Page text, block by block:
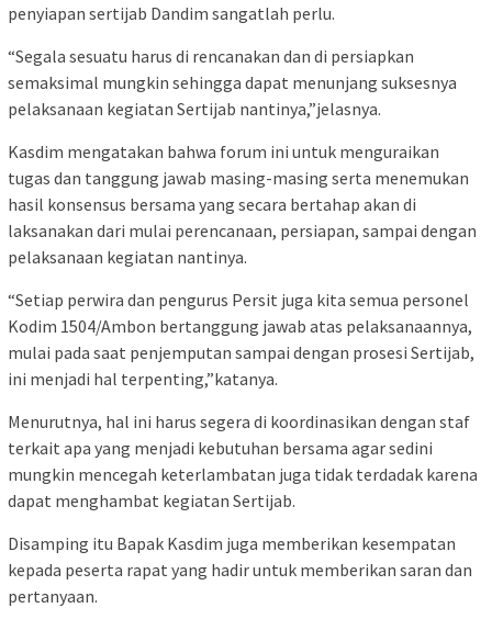
penyiapan sertijab Dandim sangatlah perlu.
“Segala sesuatu harus di rencanakan dan di persiapkan
semaksimal mungkin sehingga dapat menunjang suksesnya
pelaksanaan kegiatan Sertijab nantinya,”jelasnya.
Kasdim mengatakan bahwa forum ini untuk menguraikan
tugas dan tanggung jawab masing-masing serta menemukan
hasil konsensus bersama yang secara bertahap akan di
laksanakan dari mulai perencanaan, persiapan, sampai dengan
pelaksanaan kegiatan nantinya.
“Setiap perwira dan pengurus Persit juga kita semua personel
Kodim 1504/Ambon bertanggung jawab atas pelaksanaannya,
mulai pada saat penjemputan sampai dengan prosesi Sertijab,
ini menjadi hal terpenting,”katanya.
Menurutnya, hal ini harus segera di koordinasikan dengan staf
terkait apa yang menjadi kebutuhan bersama agar sedini
mungkin mencegah keterlambatan juga tidak terdadak karena
dapat menghambat kegiatan Sertijab.
Disamping itu Bapak Kasdim juga memberikan kesempatan
kepada peserta rapat yang hadir untuk memberikan saran dan
pertanyaan.